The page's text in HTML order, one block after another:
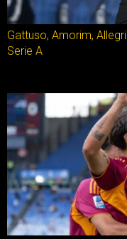
Gattuso, Amorim,
Serie A